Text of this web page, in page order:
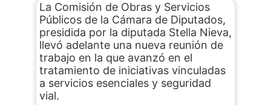
La Comisión de Obras y Servicios
Públicos de la Cámara de Diputados,
presidida por la diputada Stella Nieva,
llevó adelante una nueva reunión de
trabajo en la que avanzó en el
tratamiento de iniciativas vinculadas
a servicios esenciales y seguridad
vial.